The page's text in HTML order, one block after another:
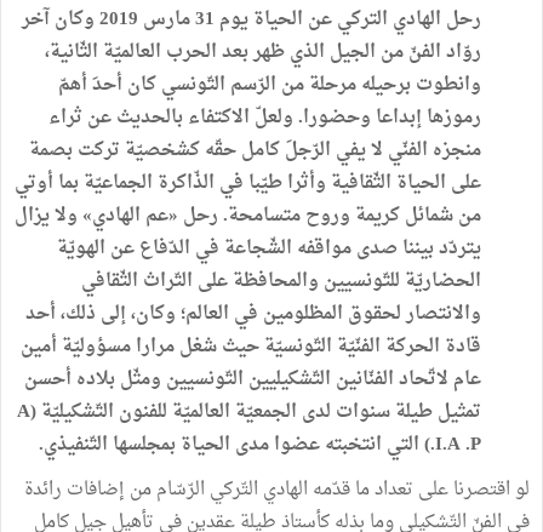
رحل الهادي التركي عن الحياة يوم 31 مارس 2019 وكان آخر
روّاد الفنّ من الجيل الذي ظهر بعد الحرب العالميّة الثّانية،
وانطوت برحيله مرحلة من الرّسم التّونسي كان أحدَ أهمّ
رموزها إبداعا وحضورا. ولعلّ الاكتفاء بالحديث عن ثراء
منجزه الفنّي لا يفي الرّجلَ كامل حقّه كشخصيّة تركت بصمة
على الحياة الثّقافية وأثرا طيّبا في الذّاكرة الجماعيّة بما أوتي
من شمائل كريمة وروح متسامحة. رحل «عم الهادي» ولا يزال
يتردّد بيننا صدى مواقفه الشّجاعة في الدّفاع عن الهويّة
الحضاريّة للتّونسيين والمحافظة على التّراث الثّقافي
والانتصار لحقوق المظلومين في العالم؛ وكان، إلى ذلك، أحد
قادة الحركة الفنّيّة التّونسيّة حيث شغل مرارا مسؤوليّة أمين
عام لاتّحاد الفنّانين التّشكيليين التّونسيين ومثّل بلاده أحسن
تمثيل طيلة سنوات لدى الجمعيّة العالميّة للفنون التّشكيليّة (A
.I.A .P) التي انتخبته عضوا مدى الحياة بمجلسها التّنفيذي.
لو اقتصرنا على تعداد ما قدّمه الهادي التّركي الرّسّام من إضافات رائدة
في الفنّ التّشكيلي وما بذله كأستاذ طيلة عقدين في تأهيل جيل كامل